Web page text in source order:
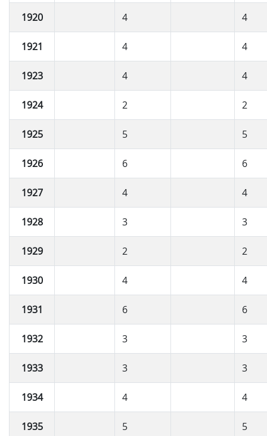
1920 4 4
1921 4 4
1923 4 4
1924 2 2
1925 5 5
1926 6 6
1927 4 4
1928 3 3
1929 2 2
1930 4 4
1931 6 6
1932 3 3
1933 3 3
1934 4 4
1935 5 5